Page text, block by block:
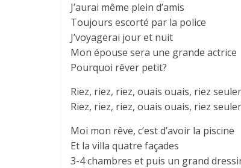
J’aurai même plein d’amis
Toujours escorté par la police
J’voyagerai jour et nuit
Mon épouse sera une grande actrice
Pourquoi rêver petit?
Riez, riez, riez, ouais ouais, riez
Riez, riez, riez, ouais ouais, riez
Moi mon rêve, c’est d’avoir la piscine
Et la villa quatre façades
3-4 chambres et puis un grand